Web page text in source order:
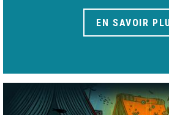
EN SAVOIR